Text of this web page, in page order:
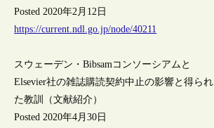
Posted 2020年2月12日
https://current.ndl.go.jp/node/40211
スウェーデン・Bibsamコンソーシアムと
Elsevier社の雑誌購読契約中止の影響と得られ
た教訓（文献紹介）
Posted 2020年4月30日